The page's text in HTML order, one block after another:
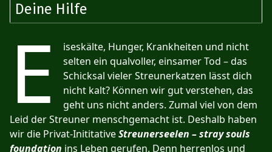
Deine Hilfe
E
iseskälte, Hunger, Krankheiten und nicht
selten ein qualvoller, einsamer Tod – das
Schicksal vieler Streunerkatzen lässt dich
nicht kalt? Können wir gut verstehen, das
geht uns nicht anders. Zumal viel von dem
Leid der Streuner menschgemacht ist. Deshalb haben
wir die Privat-InititativeStreunerseelen – stray souls
foundation ins Leben gerufen. Denn herrenlos und